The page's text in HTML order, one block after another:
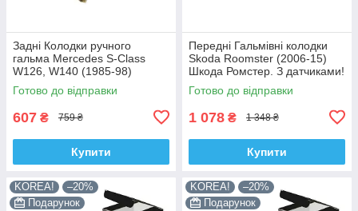
Задні Колодки ручного
гальма Mercedes S-Class
W126, W140 (1985-98)
Мерседес W140. Барабан.
КОРЕЯ Acsuss! GS8208 ,
Готово до відправки
607 ₴ 759 ₴
Купити
Передні Гальмівні колодки
Skoda Roomster (2006-15)
Шкода Ромстер. З датчиками!
КОРЕЯ Acsuss! GDB1550 ,
FDB1641
Готово до відправки
1 078 ₴ 1 348 ₴
Купити
KOREA!
–20%
Подарунок
KOREA!
–20%
Подарунок